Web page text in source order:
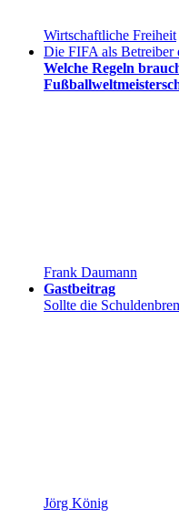
Wirtschaftliche Freiheit
Die FIFA als Betreiber
Welche Regeln
Frank Daumann
Gastbeitrag
Sollte die
Jörg König